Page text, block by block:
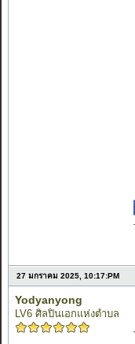
27 มกราคม 2025, 10:17:PM
Yodyanyong
LV6 ศิลปินเอกแห่งตำบล